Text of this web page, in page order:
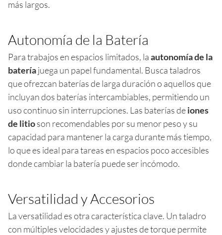
más largos.
Autonomía de la Batería
Para trabajos en espacios limitados, laautonomía de la
bateríajuega un papel fundamental. Busca taladros
que ofrezcan baterías de larga duración o aquellos que
incluyan dos baterías intercambiables, permitiendo un
uso continuo sin interrupciones. Las baterías deiones
de litioson recomendables por su menor peso y su
capacidad para mantener la carga durante más tiempo,
lo que es ideal para tareas en espacios poco accesibles
donde cambiar la batería puede ser incómodo.
Versatilidad y Accesorios
La versatilidad es otra característica clave. Un taladro
con múltiples velocidades y ajustes de torque permite